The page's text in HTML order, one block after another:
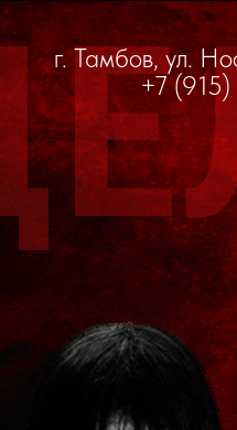
г. Тамбов, ул.
+7